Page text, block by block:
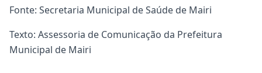
Fonte: Secretaria Municipal de Saúde de Mairi
Texto: Assessoria de Comunicação da Prefeitura
Municipal de Mairi